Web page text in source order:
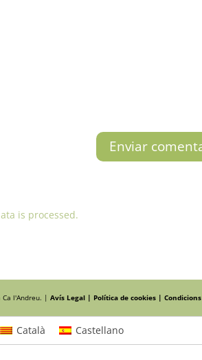
is processed.
Ca l'Andreu. |Avís Legal | Política de cookies |Condicions
Català Castellano